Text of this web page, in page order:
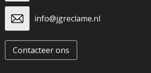
Gehoorbescherming
info@jgreclame.nl
Contacteer ons